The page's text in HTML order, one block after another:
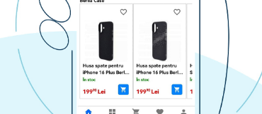
69.90 lei
CUMPARA